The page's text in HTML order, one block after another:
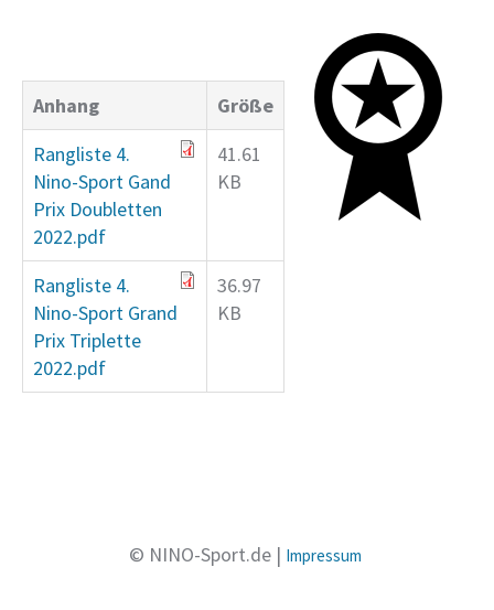
Anhang
Größe
Rangliste 4.
Nino-Sport Gand
Prix Doubletten
2022.pdf
41.61
KB
Rangliste 4.
Nino-Sport Grand
Prix Triplette
2022.pdf
36.97
KB
© NINO-Sport.de | Impressum